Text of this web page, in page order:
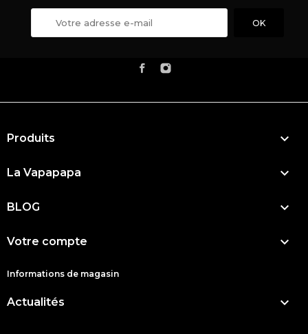
Produits 
La Vapapapa 
BLOG 
Votre compte 
Informations de magasin
Actualités 